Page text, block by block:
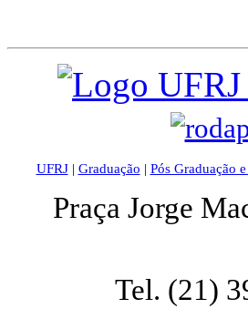
UFRJ| Graduação | Pós Graduação
Praça Jorge
Tel. (21)